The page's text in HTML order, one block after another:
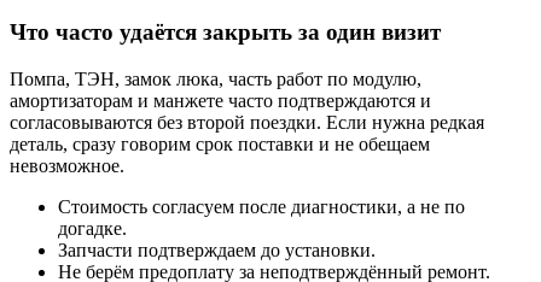
Что часто удаётся закрыть за один визит
Помпа, ТЭН, замок люка, часть работ по модулю,
амортизаторам и манжете часто подтверждаются и
согласовываются без второй поездки. Если нужна редкая
деталь, сразу говорим срок поставки и не обещаем
невозможное.
Стоимость согласуем после диагностики, а не по
догадке.
Запчасти подтверждаем до установки.
Не берём предоплату за неподтверждённый ремонт.